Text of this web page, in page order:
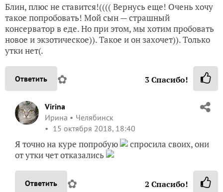
Блин, плюс не ставится!(((( Вернусь еще! Очень хочу
такое попробовать! Мой сын — страшный
консерватор в еде. Но при этом, мы хотим пробовать
новое и экзотическое)). Такое и он захочет)). Только
утки нет(.
Ответить ✿ 3Спасибо!
Virina
Ирина
Челябинск
15 октября 2018, 18:40
Я точно на куре попробую
спросила своих, они
от утки чет отказались
Ответить ✿ 2 Спасибо!